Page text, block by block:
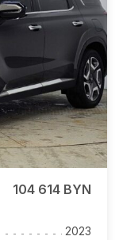
104 614 BYN
2023